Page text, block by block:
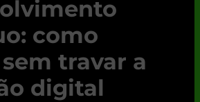
como
travar a
digital